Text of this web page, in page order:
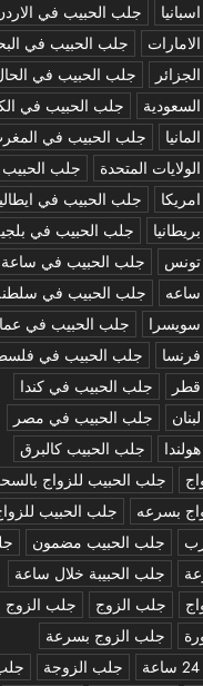
جلب الحبيب في
جلب الحبيب في
جلب الحبيب في
جلب الحبيب في
جلب الحبيب في
المتحدة
جلب الحبيب
جلب الحبيب في
جلب الحبيب في
جلب الحبيب في ساعة
جلب الحبيب في
جلب الحبيب في
جلب الحبيب في
جلب الحبيب في كندا
جلب الحبيب في مصر
جلب الحبيب كالبرق
جلب الحبيب للزواج
بسرعه
جلب الحبيب
جلب الحبيب مضمون
جلب الحبيبة خلال ساعة
جلب الزوج
جلب الزوج
جلب الزوج بسرعة
جلب الزوجة